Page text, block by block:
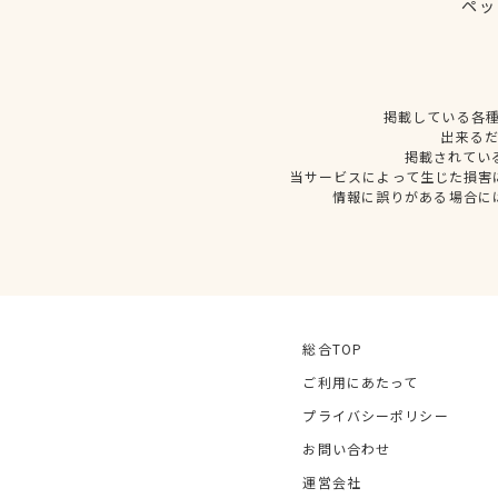
ペ
掲載している各
出来る
掲載されてい
当サービスによって生じた損
情報に誤りがある場合
総合TOP
ご利用にあたって
プライバシーポリシー
お問い合わせ
運営会社